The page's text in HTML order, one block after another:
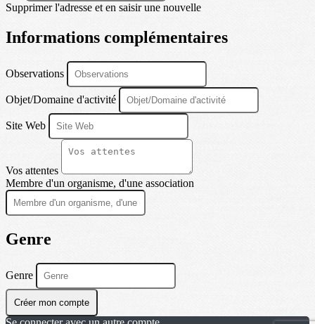
Supprimer l'adresse et en saisir une nouvelle
Informations complémentaires
Observations
Objet/Domaine d'activité
Site Web
Vos attentes
Membre d'un organisme, d'une association
Genre
Genre
Créer mon compte